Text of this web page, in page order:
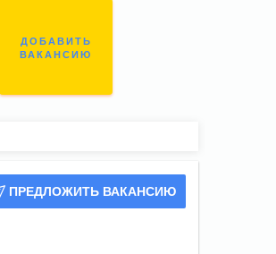
ДОБАВИТЬ
ВАКАНСИЮ
ПРЕДЛОЖИТЬ ВАКАНСИЮ